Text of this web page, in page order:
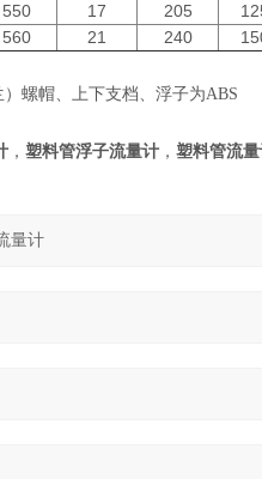
550 17 205
560 21 240
螺帽、上下支档、浮子为ABS
， 塑料管浮子流量计 ， 塑料管流